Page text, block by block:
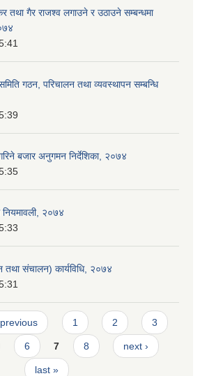
तथा गैर राजश्व लगाउने र उठाउने सम्बन्धमा
गठन, परिचालन तथा व्यवस्थापन सम्बन्धि
गरिने बजार अनुगमन निर्देशिका, २०७४
नियमावली, २०७४
तथा संचालन) कार्यविधि, २०७४
previous 1 2 3
6 7 8 next ›
last »